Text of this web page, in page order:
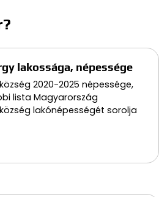
lakossága, népessége
2020-2025 népessége,
lista Magyarország
lakónépességét sorolja